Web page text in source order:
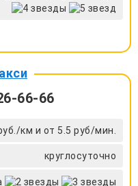
66-66
км и от 5.5 руб/мин.
круглосуточно